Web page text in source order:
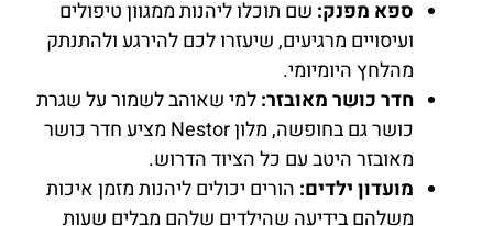
ספא מפנק: שם תוכלו ליהנות ממגוון טיפולים
ועיסויים מרגיעים, שיעזרו לכם להירגע ולהתנתק
מהלחץ היומיומי.
חדר כושר מאובזר:למי שאוהב לשמור על שגרת
כושר גם בחופשה, מלון Nestor מציע חדר כושר
מאובזר היטב עם כל הציוד הדרוש.
מועדון ילדים: הורים יכולים ליהנות מזמן איכות
משלהם בידיעה שהילדים שלהם מבלים שעות